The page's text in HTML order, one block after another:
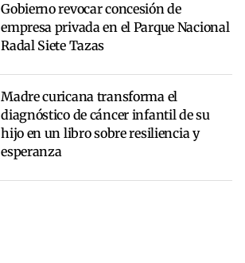
Gobierno revocar concesión de
empresa privada en el Parque Nacional
Radal Siete Tazas
Madre curicana transforma el
diagnóstico de cáncer infantil de su
hijo en un libro sobre resiliencia y
esperanza